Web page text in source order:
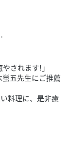
されます!」
五先生にご推薦
料理に、是非癒